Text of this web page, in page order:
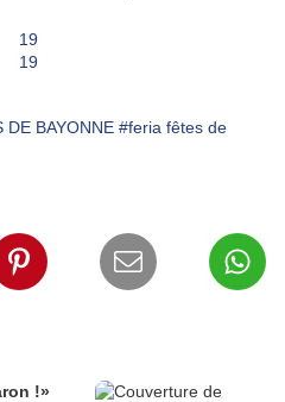
DE BAYONNE #feria fêtes de
!»